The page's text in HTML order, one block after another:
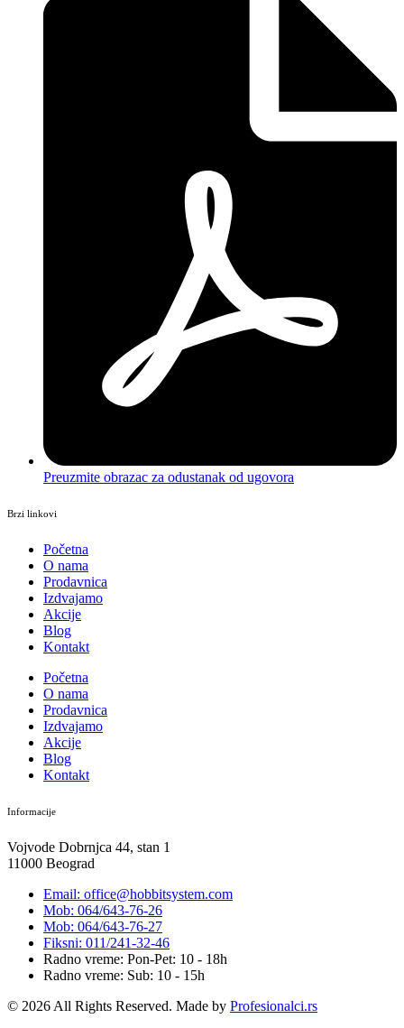
Preuzmite obrazac za odustanak od ugovora
Brzi linkovi
Početna
O nama
Prodavnica
Izdvajamo
Akcije
Blog
Kontakt
Početna
O nama
Prodavnica
Izdvajamo
Akcije
Blog
Kontakt
Informacije
Vojvode Dobrnjca 44, stan 1
11000 Beograd
Email: office@hobbitsystem.com
Mob: 064/643-76-26
Mob: 064/643-76-27
Fiksni: 011/241-32-46
Radno vreme: Pon-Pet: 10 - 18h
Radno vreme: Sub: 10 - 15h
© 2026 All Rights Reserved. Made by Profesionalci.rs